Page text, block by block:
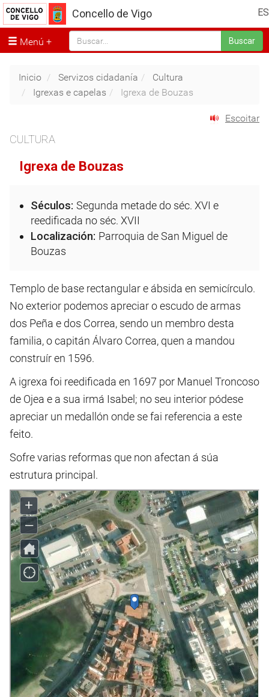
ES
Concello de Vigo
Menú Buscar
Inicio Servizos cidadanía
Cultura
Igrexas e capelas
Igrexa de Bouzas
Escoitar
CULTURA
Igrexa de Bouzas
Séculos: Segunda metade do séc. XVI e
reedificada no séc. XVII
Localización: Parroquia de San Miguel de
Bouzas
Templo de base rectangular e ábsida en semicírculo.
No exterior podemos apreciar o escudo de armas
dos Peña e dos Correa, sendo un membro desta
familia, o capitán Álvaro Correa, quen a mandou
construír en 1596.
A igrexa foi reedificada en 1697 por Manuel Troncoso
de Ojea e a sua irmá Isabel; no seu interior pódese
apreciar un medallón onde se fai referencia a este
feito.
Sofre varias reformas que non afectan á súa
estrutura principal.